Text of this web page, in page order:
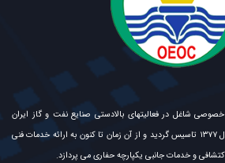
شاغل در فعالیتهای بالادستی صنایع نفت و گاز ایران
شناخته می شود. این شرکت در سال ۱۳۷۷ تاسیس گردید و از آن زمان تا کنون به ارائه خدمات فنی
و خدمات جانبی یکپارچه حفاری می پردازد.